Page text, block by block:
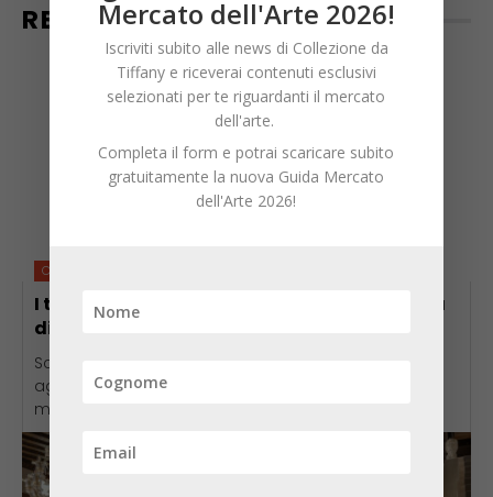
RECENTI
Case d'Aste
I top lot di Wannenes: una nuova traiettoria
di collezionismo e ricerca
Scopri i top lot Wannenes: da Mitoraj a Gio Ponti, le
aggiudicazioni che raccontano l'evoluzione del
mercato dell'arte e del design.
Mercato dell'Arte 2026!
Iscriviti subito alle news di Collezione da
Tiffany e riceverai contenuti esclusivi
selezionati per te riguardanti il mercato
dell'arte.
Completa il form e potrai scaricare subito
gratuitamente la nuova Guida Mercato
dell'Arte 2026!